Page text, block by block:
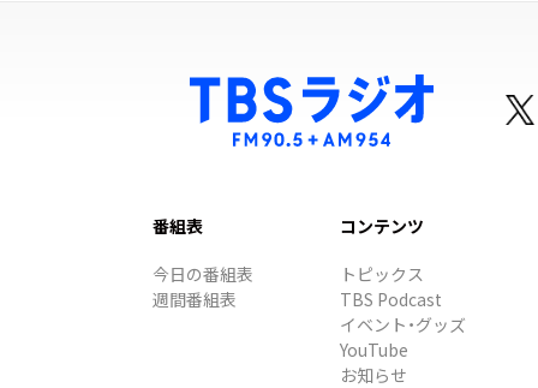
番組表
今日の番組表
週間番組表
コンテンツ
トピックス
TBS Podcast
イベント・グッズ
YouTube
お知らせ